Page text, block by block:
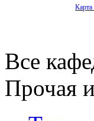
Карта
Все
Прочая